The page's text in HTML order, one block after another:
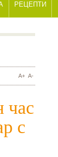
РЕЦЕПТИ
A+ A-
час
с